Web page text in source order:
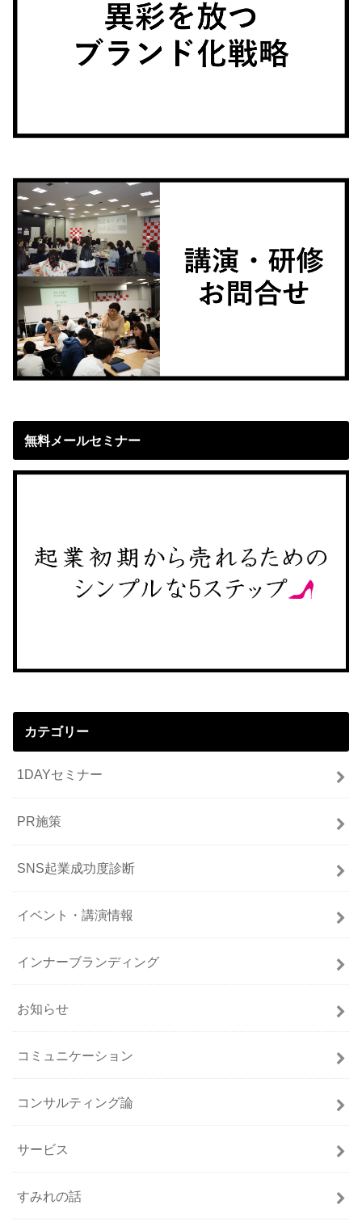
無料メールセミナー
カテゴリー
1DAYセミナー
PR施策
SNS起業成功度診断
イベント・講演情報
インナーブランディング
お知らせ
コミュニケーション
コンサルティング論
サービス
すみれの話